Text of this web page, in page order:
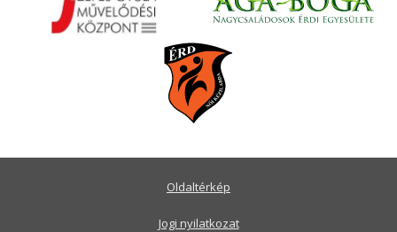
Oldaltérkép
Jogi nyilatkozat